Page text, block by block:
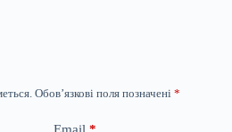
Обов’язкові поля позначені *